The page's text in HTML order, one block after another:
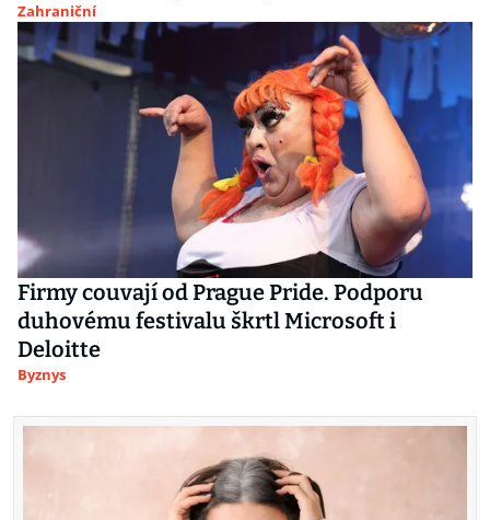
Zahraniční
Firmy couvají od Prague Pride. Podporu
duhovému festivalu škrtl Microsoft i
Deloitte
Byznys